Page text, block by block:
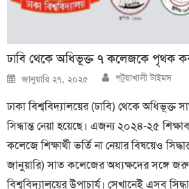
ঢাবি থেকে অধিভূক্ত ৭ কলেজকে পৃথক
Posted
on
জানুয়ারি ২৭, ২০২৫ Author
পটুয়াখালী টাইমস
ঢাকা বিশ্ববিদ্যালয়ের (ঢাবি) থেকে
সিন্ধান্ত নেয়া হয়েছে। এজন্য ২০২৪-২৫
কলেজে শিক্ষার্থী ভর্তি না নেয়ার বিষয়েও
জানুয়ারি) সাত কলেজের অধ্যক্ষদের সঙ্গে
বিশ্ববিদ্যালয়ের উপাচার্য। সেখানেই এসব